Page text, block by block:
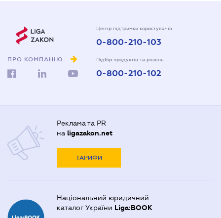
ПРО КОМПАНІЮ
Центр підтримки користувачів
0-800-210-103
Підбір продуктів та рішень
0-800-210-102
Реклама та PR
на ligazakon.net
ТАРИФИ
Національний юридичний
каталог України Liga:BOOK